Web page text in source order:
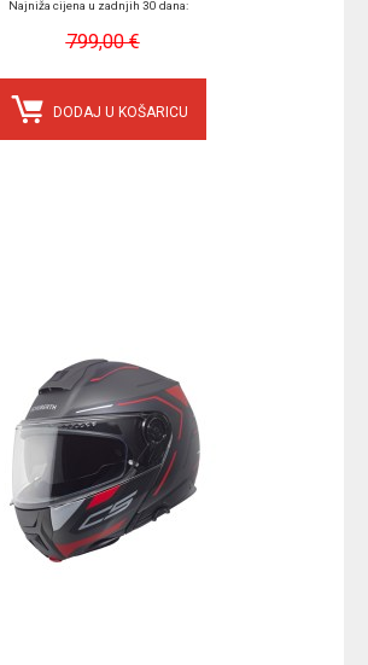
Najniža cijena u zadnjih 30 dana:
799,00 €
DODAJ U KOŠARICU